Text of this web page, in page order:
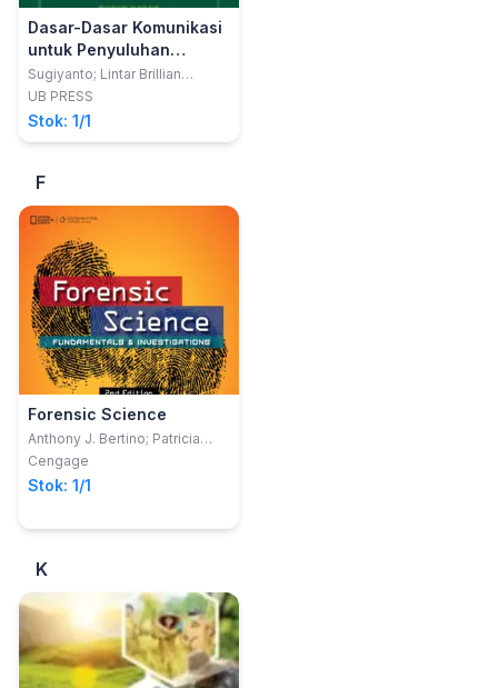
Dasar-Dasar Komunikasi
untuk Penyuluhan
Pertanian
Sugiyanto; Lintar Brillian
Pintakami
UB PRESS
Stok: 1/1
F
Forensic Science
Anthony J. Bertino; Patricia
Nolan Bertino
Cengage
Stok: 1/1
K